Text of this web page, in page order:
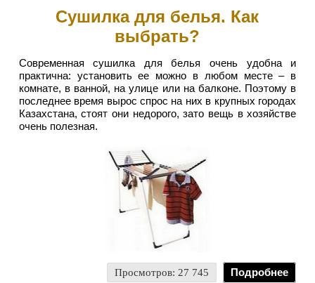
Сушилка для белья. Как
выбрать?
Современная сушилка для белья очень удобна и
практична: установить ее можно в любом месте – в
комнате, в ванной, на улице или на балконе. Поэтому в
последнее время вырос спрос на них в крупных городах
Казахстана, стоят они недорого, зато вещь в хозяйстве
очень полезная.
Просмотров: 27 745 Подробнее